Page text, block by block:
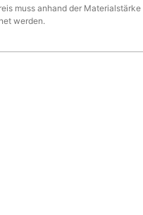
muss anhand der
werden.